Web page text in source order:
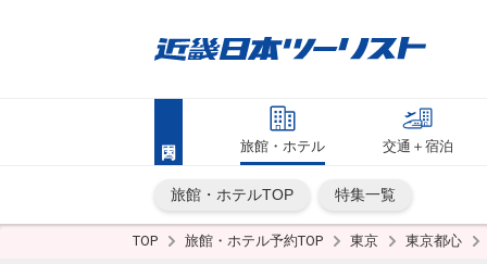
旅館・ホテル 交通＋宿泊
旅館・ホテルTOP 特集一覧
TOP 旅館・ホテル予約TOP 東京 東京都心